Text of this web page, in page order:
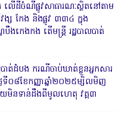
ដីចំណីផ្លូវសាធារណៈស្ថិតនៅតាម
ស កែង និងផ្លូវ ៣៣៤ ក្នុង
កេងកង តើមន្ត្រី រដ្ឋបាលបាត់
ាត់ដំបង ករណីចាប់ឃាត់ខ្លួនអ្នកសារ
ទី០៨ខែកញ្ញាឆ្នាំ២០២៥ម្សិលមិញ
នទាន់ដឹងពីមូលហេតុ វគ្គ៣